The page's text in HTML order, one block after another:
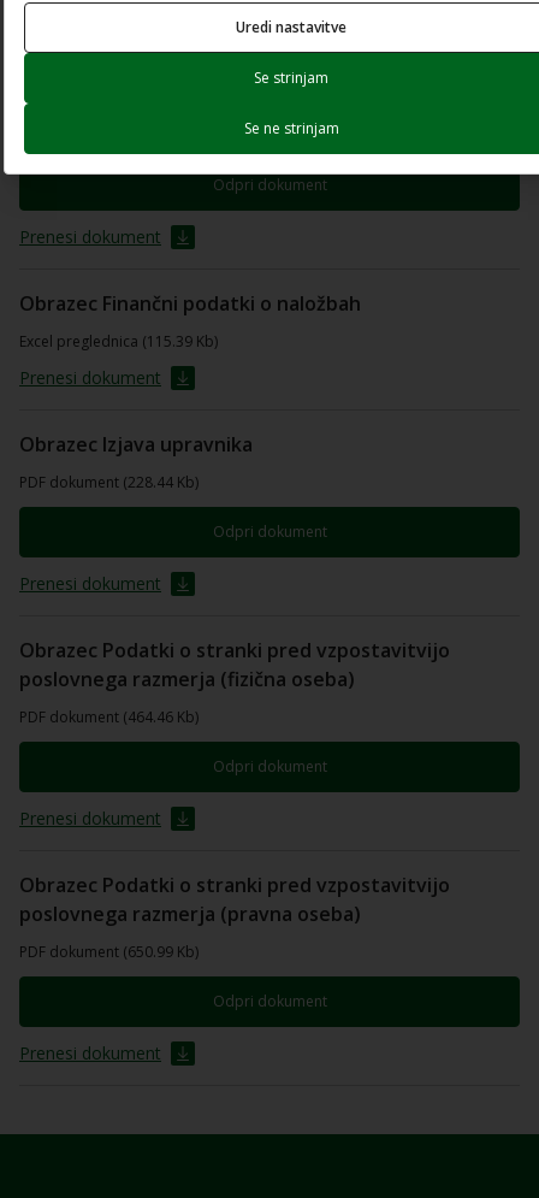
Obrazec De minimis
Odpri dokument
Prenesi dokument
Obrazec Finančni podatki o naložbah
Excel preglednica (115.39 Kb)
Prenesi dokument
Obrazec Izjava upravnika
PDF dokument (228.44 Kb)
Odpri dokument
Prenesi dokument
Obrazec Podatki o stranki pred vzpostavitvijo
poslovnega razmerja (fizična oseba)
PDF dokument (464.46 Kb)
Odpri dokument
Prenesi dokument
Obrazec Podatki o stranki pred vzpostavitvijo
poslovnega razmerja (pravna oseba)
PDF dokument (650.99 Kb)
Odpri dokument
Prenesi dokument
Uredi nastavitve
Se strinjam
Se ne strinjam